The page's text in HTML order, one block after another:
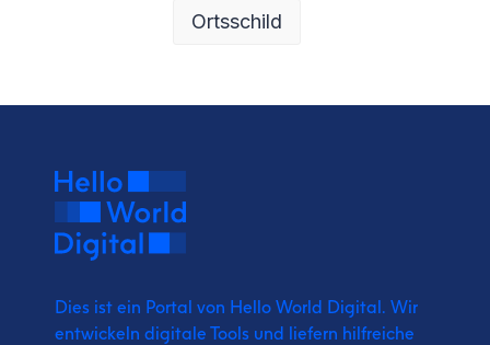
Ortsschild
Dies ist ein Portal von Hello World Digital. Wir
entwickeln digitale Tools und liefern hilfreiche